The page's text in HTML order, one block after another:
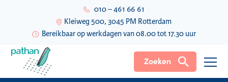
010 – 461 66 61
Kleiweg 500, 3045 PM Rotterdam
Bereikbaar op werkdagen van 08.00 tot 17.30 uur
Zoeken